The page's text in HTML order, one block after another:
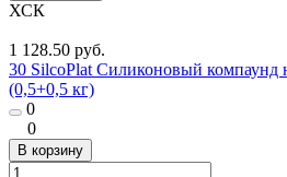
ХСК
1 128.50 руб.
30 SilcoPlat Силиконовый компаунд
(0,5+0,5 кг)
0
0
В корзину